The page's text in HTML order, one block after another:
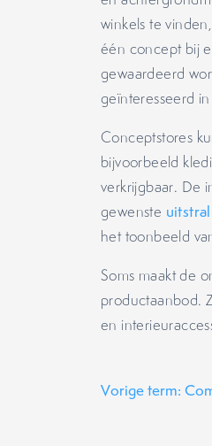
winkels te
één concept bij
gewaardeerd
geïnteresseerd
Conceptstores
bijvoorbeeld
verkrijgbaar. De
gewenste
het toonbeeld
Soms maakt de
productaanbod.
en
Vorige term: